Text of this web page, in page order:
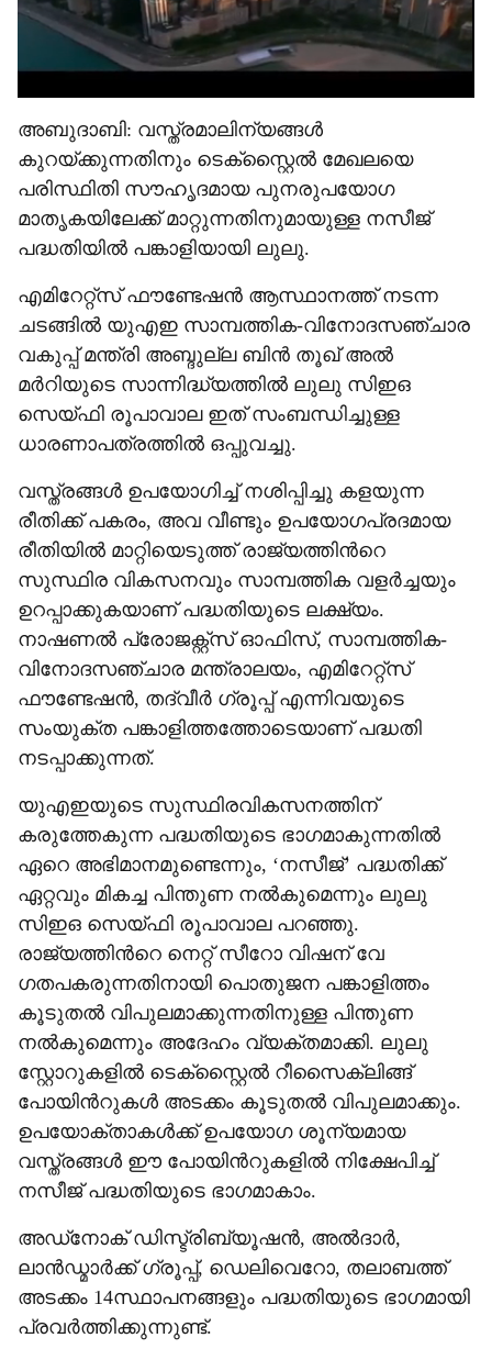
അബുദാബി: വസ്ത്രമാലിന്യങ്ങൾ
കുറയ്ക്കുന്നതിനും ടെക്സ്റ്റൈൽ മേഖലയെ
പരിസ്ഥിതി സൗഹൃദമായ പുനരുപയോഗ
മാതൃകയിലേക്ക് മാറ്റുന്നതിനുമായുള്ള നസീജ്
പദ്ധതിയിൽ പങ്കാളിയായി ലുലു.
എമിറേറ്റ്സ് ഫൗണ്ടേഷൻ ആസ്ഥാനത്ത് നടന്ന
ചടങ്ങിൽ യുഎഇ സാമ്പത്തിക-വിനോദസഞ്ചാര
വകുപ്പ് മന്ത്രി അബ്ദുല്ല ബിൻ തൂഖ് അൽ
മർറിയുടെ സാന്നിദ്ധ്യത്തിൽ ലുലു സിഇഒ
സെയ്ഫി രൂപാവാല ഇത് സംബന്ധിച്ചുള്ള
ധാരണാപത്രത്തിൽ ഒപ്പുവച്ചു.
വസ്ത്രങ്ങൾ ഉപയോഗിച്ച് നശിപ്പിച്ചു കളയുന്ന
രീതിക്ക് പകരം, അവ വീണ്ടും ഉപയോഗപ്രദമായ
രീതിയിൽ മാറ്റിയെടുത്ത് രാജ്യത്തിന്‍റെ
സുസ്ഥിര വികസനവും സാമ്പത്തിക വളർച്ചയും
ഉറപ്പാക്കുകയാണ് പദ്ധതിയുടെ ലക്ഷ്യം.
നാഷണൽ പ്രോജക്റ്റ്സ് ഓഫിസ്, സാമ്പത്തിക-
വിനോദസഞ്ചാര മന്ത്രാലയം, എമിറേറ്റ്‌സ്
ഫൗണ്ടേഷൻ, തദ്‌വീർ ഗ്രൂപ്പ് എന്നിവയുടെ
സംയുക്ത പങ്കാളിത്തത്തോടെയാണ് പദ്ധതി
നടപ്പാക്കുന്നത്.
യുഎഇയുടെ സുസ്ഥിരവികസനത്തിന്
കരുത്തേകുന്ന പദ്ധതിയുടെ ഭാ​ഗമാകുന്നതിൽ
ഏറെ അഭിമാനമുണ്ടെന്നും, ‘നസീജ്’ പദ്ധതിക്ക്
ഏറ്റവും മികച്ച പിന്തുണ നൽകുമെന്നും ലുലു
സിഇഒ സെയ്ഫി രൂപാവാല പറഞ്ഞു.
രാജ്യത്തിന്‍റെ നെറ്റ് സീറോ വിഷന് വേ​
ഗതപകരുന്നതിനായി പൊതുജന പങ്കാളിത്തം
കൂടുതൽ വിപുലമാക്കുന്നതിനുള്ള പിന്തുണ
നൽകുമെന്നും അദേഹം വ്യക്തമാക്കി. ലുലു
സ്റ്റോറുകളിൽ ടെക്സ്റ്റൈൽ റീസൈക്ലിങ്ങ്
പോയിന്‍റുകൾ അടക്കം കൂടുതൽ വിപുലമാക്കും.
ഉപയോക്താകൾക്ക് ഉപയോ​ഗ ശൂന്യമായ
വസ്ത്രങ്ങൾ ഈ പോയിന്‍റുകളിൽ നിക്ഷേപിച്ച്
നസീജ് പദ്ധതിയുടെ ഭാ​ഗമാകാം.
അഡ്നോക് ഡിസ്ട്രിബ്യൂഷൻ, അൽദാർ,
ലാൻഡ്മാർക്ക് ​ഗ്രൂപ്പ്, ഡെലിവെറോ, തലാബത്ത്
അടക്കം 14സ്ഥാപനങ്ങളും പ​ദ്ധതിയുടെ ഭാ​ഗമായി
പ്രവർത്തിക്കുന്നുണ്ട്.